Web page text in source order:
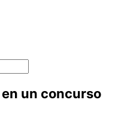
un concurso